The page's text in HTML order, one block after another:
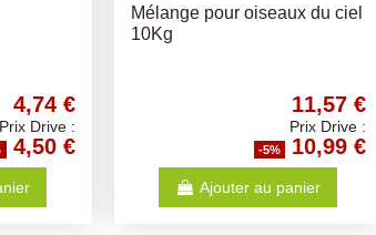
-
2,24 €
Prix Drive :
2,13 €
Rugbyball Menthe 11Cm
Dentafun Caoutchouc
4,20 €
Prix Drive :
-5% 3,99 €
Ajouter au panier